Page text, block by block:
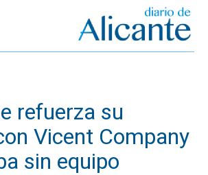
refuerza su
Vicent Company
sin equipo